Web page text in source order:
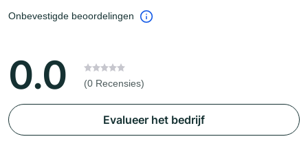
Onbevestigde beoordelingen
0.0 (0 Recensies)
Evalueer het bedrijf